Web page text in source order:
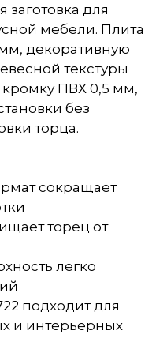
заготовка для
мебели. Плита
декоративную
текстуры
ПВХ 0,5 мм,
без
торца.
сокращает
торец от
легко
подходит для
и интерьерных